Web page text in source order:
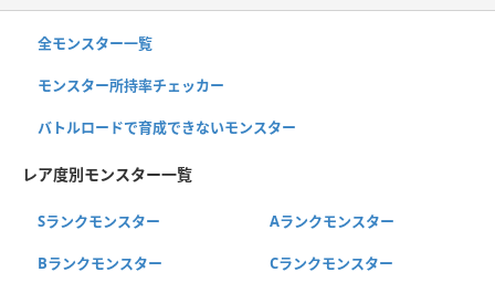
全モンスター一覧
モンスター所持率チェッカー
バトルロードで育成できないモンスター
レア度別モンスター一覧
Sランクモンスター Aランクモンスター
Bランクモンスター Cランクモンスター